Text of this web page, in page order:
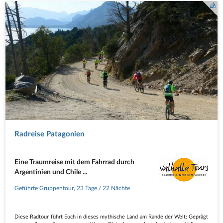
Radreise Patagonien
Eine Traumreise mit dem Fahrrad durch
Argentinien und Chile ...
Geführte Gruppentour,23 Tage / 22 Nächte
Diese Radtour führt Euch in dieses mythische Land am Rande der Welt: Geprägt